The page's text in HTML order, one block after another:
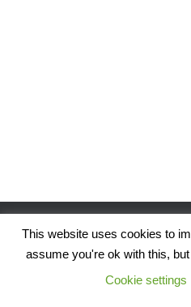
Hestia |
This website uses cookies to
assume you're ok with this,
Cookie settings